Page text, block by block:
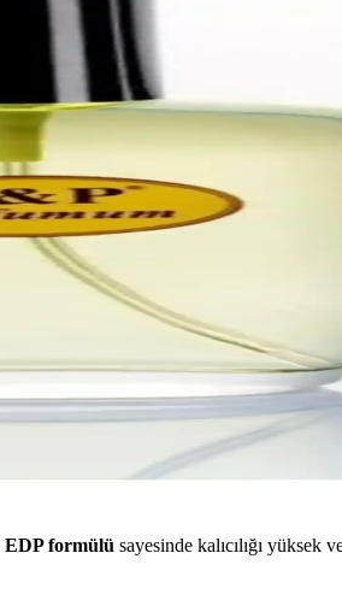
EDP formülü sayesinde kalıcılığı